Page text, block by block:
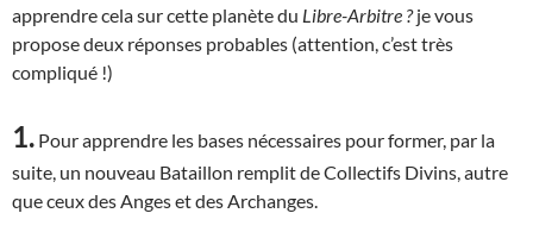
apprendre cela sur cette planète du Libre-Arbitre ?je vous
propose deux réponses probables (attention, c’est très
compliqué !)
1. Pour apprendre les bases nécessaires pour former, par la
suite, un nouveau Bataillon remplit de Collectifs Divins, autre
que ceux des Anges et des Archanges.